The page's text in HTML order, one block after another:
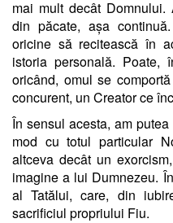
mai mult decât
din păcate, așa
oricine să recitească în
istoria personală.
oricând, omul se
concurent, un Creator ce
În sensul acesta, am
mod cu totul particular
altceva decât un
imagine a lui Dumnezeu.
al Tatălui, care, din
sacrificiul propriului Fiu.